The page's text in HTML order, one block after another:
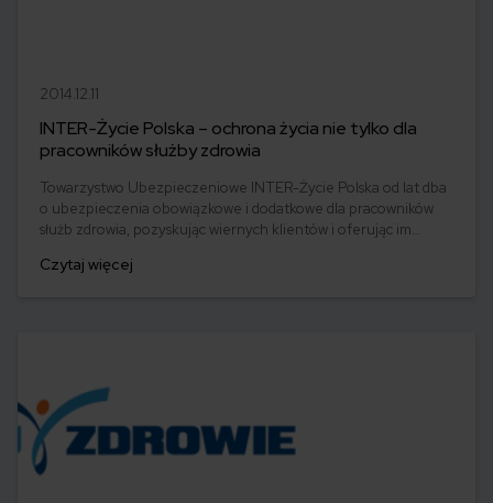
2014.12.11
INTER-Życie Polska – ochrona życia nie tylko dla
pracowników służby zdrowia
Towarzystwo Ubezpieczeniowe INTER-Życie Polska od lat dba
o ubezpieczenia obowiązkowe i dodatkowe dla pracowników
służb zdrowia, pozyskując wiernych klientów i oferując im
Czytaj więcej